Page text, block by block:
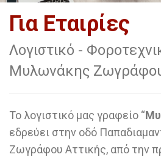
Για Εταιρίες
Λογιστικό -
Μυλωνάκης
Το λογιστικό μας γραφείο “
εδρεύει στην οδό
Ζωγράφου Αττικής, από την